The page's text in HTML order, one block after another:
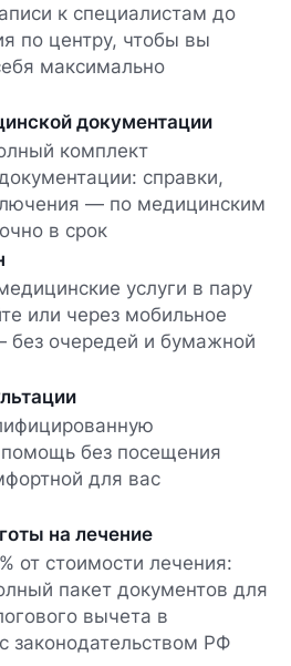
к специалистам до
по центру, чтобы вы
максимально
документации
комплект
справки,
— по медицинским
в срок
услуги в пару
или через мобильное
очередей и бумажной
без посещения
для вас
на лечение
от стоимости лечения:
пакет документов для
вычета в
законодательством РФ